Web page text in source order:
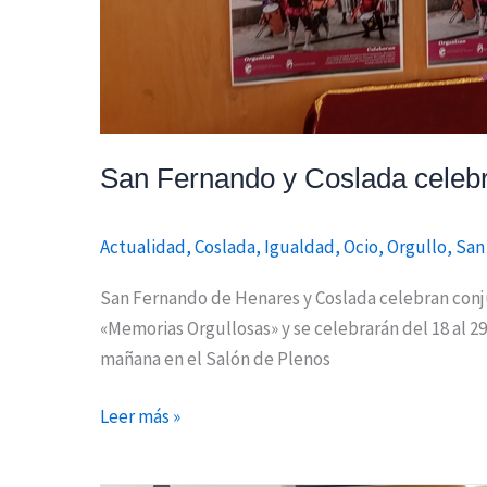
San Fernando y Coslada
Actualidad,Coslada, Igualdad,Ocio,Orgullo,
San Fernando de Henares y Coslada celebran
«Memorias Orgullosas» y se celebrarán del 18 al
mañana en el Salón de Plenos
Leer más »